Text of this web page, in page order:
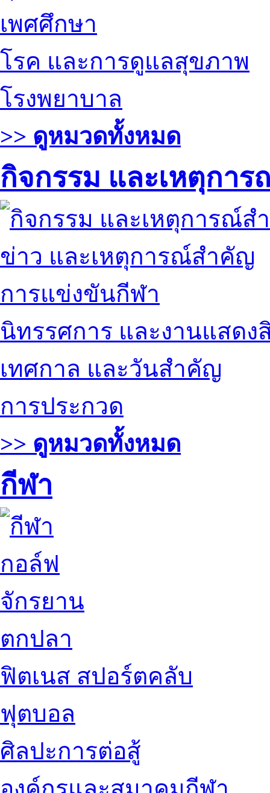
เพศศึกษา
โรค และการดูแลสุขภาพ
โรงพยาบาล
>> ดูหมวดทั้งหมด
กิจกรรม และเหตุกา
ข่าว และเหตุการณ์สำคัญ
การแข่งขันกีฬา
นิทรรศการ และงานแสดง
เทศกาล และวันสำคัญ
การประกวด
>> ดูหมวดทั้งหมด
กีฬา
กอล์ฟ
จักรยาน
ตกปลา
ฟิตเนส สปอร์ตคลับ
ฟุตบอล
ศิลปะการต่อสู้